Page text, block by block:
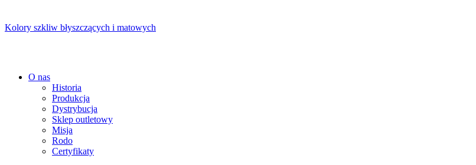
Kolory szkliw błyszczących i matowych
O nas
Historia
Produkcja
Dystrybucja
Sklep outletowy
Misja
Rodo
Certyfikaty